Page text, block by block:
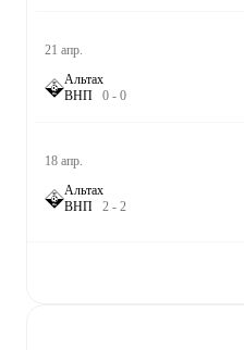
21 апр.
Альтах
ВНП 0 - 0
18 апр.
Альтах
ВНП 2 - 2